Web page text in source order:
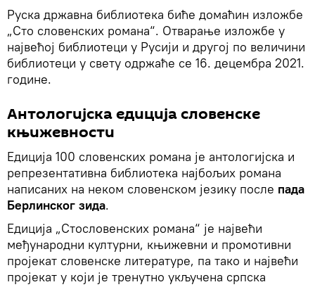
Руска државна библиотека биће домаћин изложбе
„Сто словенских романа“. Отварање изложбе у
највећој библиотеци у Русији и другој по величини
библиотеци у свету одржаће се 16. децембра 2021.
године.
Антологијска едиција словенске
књижевности
Едиција 100 словенских романа је антологијска и
репрезентативна библиотека најбољих романа
написаних на неком словенском језику после пада
Берлинског зида.
Едиција „Стословенских романа“ је највећи
међународни културни, књижевни и промотивни
пројекат словенске литературе, па тако и највећи
пројекат у који је тренутно укључена српска